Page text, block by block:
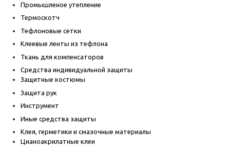
Промышленое утепление
Термоскотч
Тефлоновые сетки
Клеевые ленты из тефлона
Ткань для компенсаторов
Средства индивидуальной защиты
Защитные костюмы
Защита рук
Инструмент
Иные средства защиты
Клея, герметики и смазочные материалы
Цианоакрилатные клеи